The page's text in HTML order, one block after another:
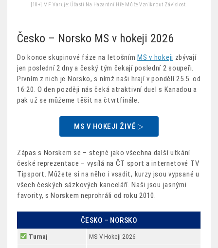
[18+] MF Varuje: Účastí Na Hazardní Hře Může Vzniknout Závislost.
Česko – Norsko MS v hokeji 2026
Do konce skupinové fáze na letošnímMS v hokeji zbývají
jen poslední 2 dny a český tým čekají poslední 2 soupeři.
Prvním z nich je Norsko, s nímž naši hrají v pondělí 25.5. od
16:20. O den později nás čeká atraktivní duel s Kanadou a
pak už se můžeme těšit na čtvrtfinále.
MS V HOKEJI ŽIVĚ ▷
Zápas s Norskem se – stejně jako všechna další utkání
české reprezentace – vysílá na ČT sport a internetové TV
Tipsport. Můžete si na něho i vsadit, kurzy jsou vypsané u
všech českých sázkových kanceláří. Naši jsou jasnými
favority, s Norskem neprohráli od roku 2010.
ČESKO – NORSKO
Turnaj MS V Hokeji 2026